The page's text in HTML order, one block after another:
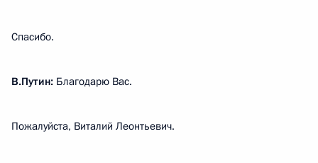
Спасибо.
В.Путин: Благодарю Вас.
Пожалуйста, Виталий Леонтьевич.